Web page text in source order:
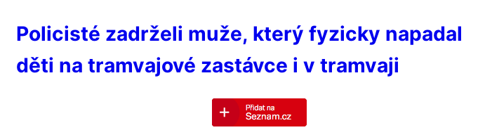
Policisté zadrželi muže, který fyzicky napadal
děti na tramvajové zastávce i v tramvaji